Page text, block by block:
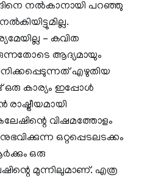
നല്‍കാനായി പറഞ്ഞു
– കവിത
ആദ്യമായും
എഴുതിയ
കാര്യം ഇപ്പോള്‍
വിഷമത്തോളം
ഒറ്റപ്പെടലടക്കം
ഒരു
മുന്നിലുമാണ്. എത്ര